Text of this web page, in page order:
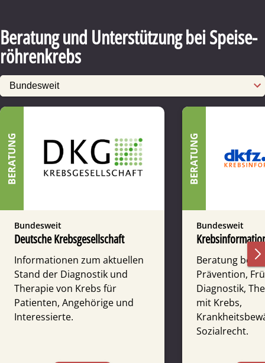
Beratung und Unterstützung bei Speise­
röhren­krebs
BERATUNG
Bundesweit
Deutsche Krebsgesellschaft
Informationen zum aktuellen
Stand der Diagnostik und
Therapie von Krebs für
Patienten, Angehörige und
Interessierte.
BERATUNG
Bundesweit
Beratung bei
Prävention,
Diagnostik,
mit Krebs,
Sozialrecht.